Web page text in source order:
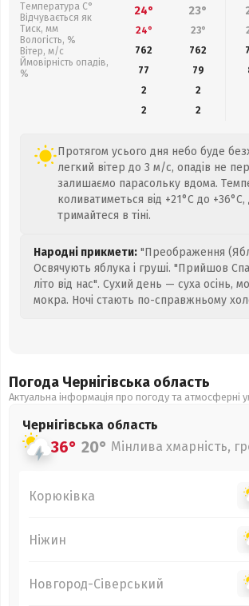
Температура С°
Відчувається як
Тиск, мм
Вологість, %
Вітер, м/с
Ймовірність опадів,
%
24° 23°
24° 23°
762
762
77
79
2
2
2
2
Протягом усього дня небо буде
легкий вітер до 3 м/с, опадів не
залишаємо парасольку вдома.
коливатиметься від +21°C до
тримайтеся в тіні.
Народні прикмети: "Преображення
Освячують яблука і груші. "Прийшов
літо від нас". Сухий день — суха осінь,
мокра. Ночі стають по-справжньому
Погода Чернігівська область
Актуальна інформація про погоду та атмосферні
Чернігівська область
36° 20° Мінлива хмарність,
Корюківка
Ніжин
Новгород-Сіверський